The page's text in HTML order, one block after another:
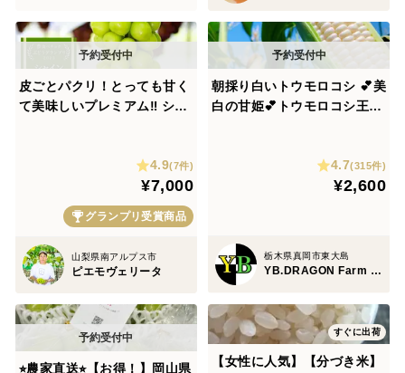
皮ごとパクリ！とっても甘く
て美味しいプレミアム‼ シャ
答品】【秀品】【シャインマ
スカット賞金賞】【さわやか
な甘さ部門銀賞】
4.9(7件)
¥7,000
グランプリ受賞商品
山梨県南アルプス市
ピエモヴェリータ
朝採り白いトウモロコシ 💕美
白の甘姫💕トウモロコシ王子
食べれる甘いとうもろこし🌽
先着順！売り切れ次第終了‼️
4.7(315件)
¥2,600
栃木県真岡市東大島
YB.DRAGON Farm 『🌽トウモロコシ王子👑』
⭐︎農家直送⭐︎【お得！】岡山県
すぐに出荷
【女性に人気】【分づき米】